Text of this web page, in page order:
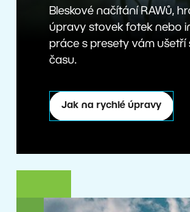
Bleskové načítání RAWů,
úpravy stovek fotek nebo
práce s presety vám ušetří
času.
Jak na rychlé úpravy